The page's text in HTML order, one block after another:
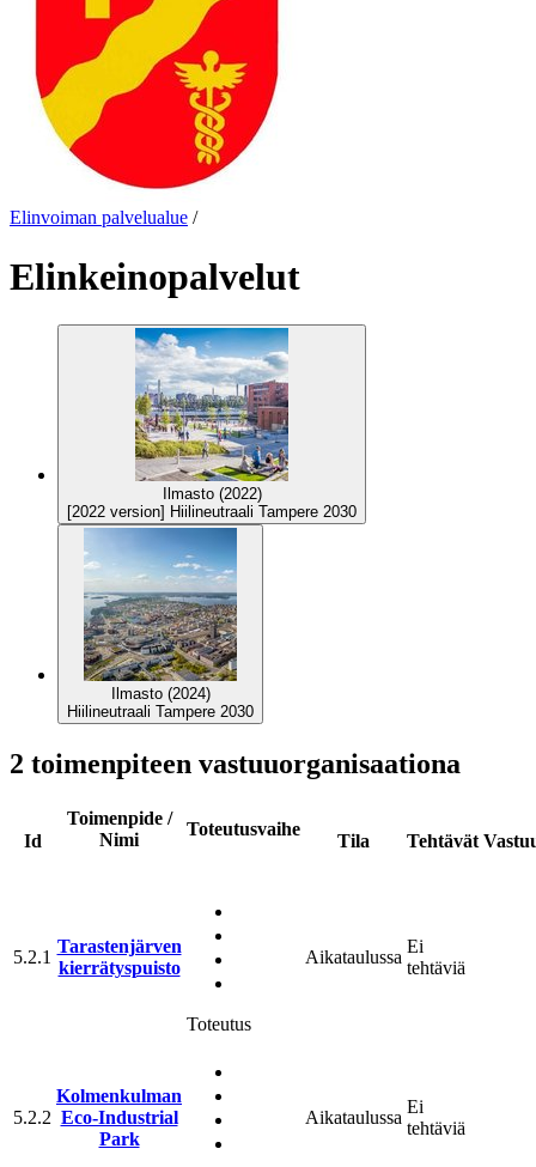
Elinvoiman palvelualue /
Elinkeinopalvelut
Ilmasto (2022)
[2022 version] Hiilineutraali Tampere 2030
Ilmasto (2024)
Hiilineutraali Tampere 2030
2 toimenpiteen vastuuorganisaationa
Id
Toimenpide /
Nimi
Toteutusvaihe
Tila Tehtävät
5.2.1
Tarastenjärven
kierrätyspuisto
Toteutus
Aikataulussa
Ei
tehtäviä
5.2.2
Kolmenkulman
Eco-Industrial
Park
Aikataulussa
Ei
tehtäviä